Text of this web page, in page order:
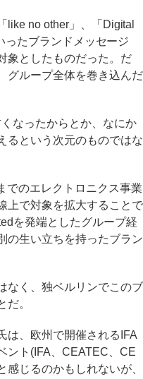
no other」、「Digital
ったブランドメッセージ
象としたものだった。だ
グループ全体を巻き込んだ
なったからとか、なにか
るという次元のものではな
のエレクトロニクス事業
上で対象を拡大することで
を発端としたグループ経
の生い立ちを持ったブラン
なく、独ベルリンでこのブ
だ。
、欧州で開催されるIFA
ント(IFA、CEATEC、CE
じるのかもしれないが、